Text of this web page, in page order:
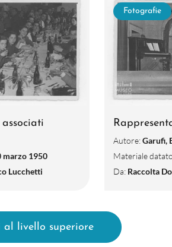
marzo 1950
Lucchetti
Fotografie
Autore:Garufi,
Materiale
Da: Raccolta
al livello superiore